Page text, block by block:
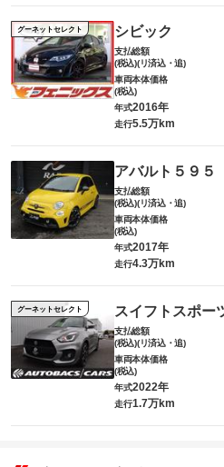
グーネットセレクト シビック
支払総額
(税込)(リ済込・追)
車両本体価格
(税込)
年式2016年
走行5.5万km
アバルト５９５
支払総額
(税込)(リ済込・追)
車両本体価格
(税込)
年式2017年
走行4.3万km
グーネットセレクト スイフトスポー
支払総額
(税込)(リ済込・追)
車両本体価格
(税込)
年式2022年
走行1.7万km